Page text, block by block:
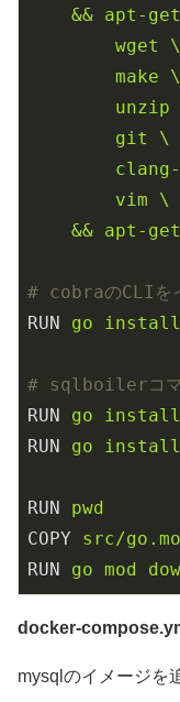
&& apt-
        wget \
        make \
unzip
        git \
        vim \
&& apt-
# cobraのCLIを
RUN
go install
# sqlboilerコマ
RUN
go install
RUN
go install
RUN
pwd
COPY
src/
RUN
go mod
docker-
mysqlのイメージを